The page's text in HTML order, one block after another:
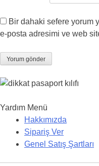
Bir dahaki sefere yorum
e-posta adresimi ve web
Yardım Menü
Hakkımızda
Sipariş Ver
Genel Satış Şartları